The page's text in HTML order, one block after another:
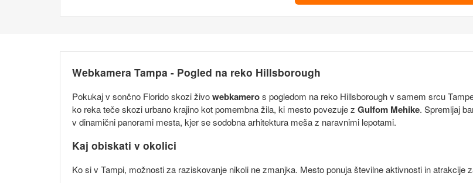
Webkamera Tampa - Pogled na reko Hillsborough
Pokukaj v sončno Florido skozi živowebkameros pogledom na reko Hillsborough v samem srcu
ko reka teče skozi urbano krajino kot pomembna žila, ki mesto povezuje z Gulfom Mehike. Spremljaj
v dinamični panorami mesta, kjer se sodobna arhitektura meša z naravnimi lepotami.
Kaj obiskati v okolici
Ko si v Tampi, možnosti za raziskovanje nikoli ne zmanjka. Mesto ponuja številne aktivnosti in atrakcije